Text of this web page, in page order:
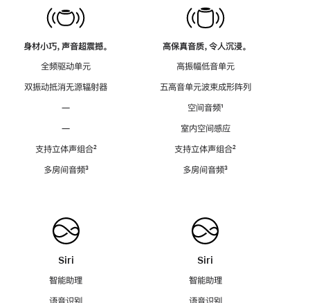
身材小巧，声音超震撼。
全频驱动单元
双振动抵消无源辐射器
—
—
支持立体声组合脚
²
多房间音频脚
³
Siri
智能助理
语音识别
高保真音质，令人沉浸。
高振幅低音单元
五高音单元波束成形阵列
空间音频脚
¹
室内空间感应
支持立体声组合脚
²
多房间音频脚
³
Siri
智能助理
语音识别